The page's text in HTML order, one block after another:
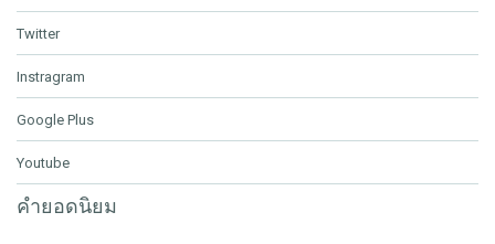
Twitter
Instragram
Google Plus
Youtube
คำยอดนิยม